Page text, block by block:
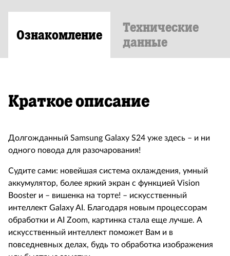
Ознакомление
Технические
данные
Краткое описание
Долгожданный Samsung Galaxy S24 уже здесь – и ни
одного повода для разочарования!
Судите сами: новейшая система охлаждения, умный
аккумулятор, более яркий экран с функцией Vision
Booster и – вишенка на торте! – искусственный
интеллект Galaxy AI. Благодаря новым процессорам
обработки и AI Zoom, картинка стала еще лучше. А
искусственный интеллект поможет Вам и в
повседневных делах, будь то обработка изображения